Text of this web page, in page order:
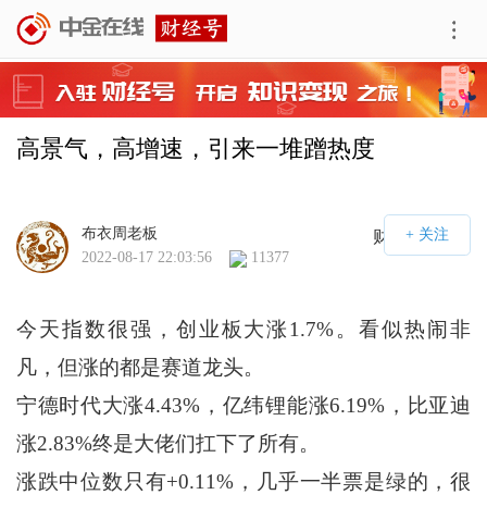
高景气，高增速，引来一堆蹭热度
财经号APP
布衣周老板
2022-08-17 22:03:56
11377
今天指数很强，创业板大涨1.7%。看似热闹非
凡，但涨的都是赛道龙头。
宁德时代大涨4.43%，亿纬锂能涨6.19%，比亚迪
涨2.83%终是大佬们扛下了所有。
涨跌中位数只有+0.11%，几乎一半票是绿的，很